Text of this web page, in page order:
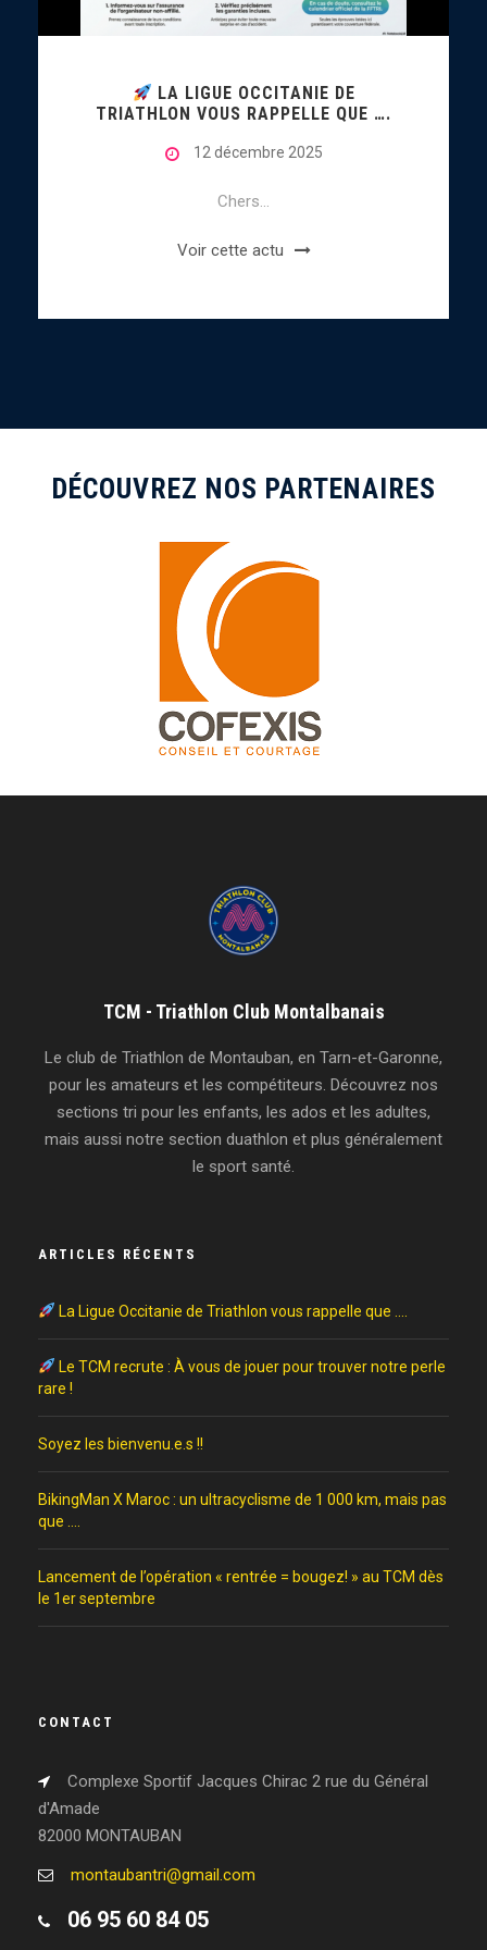
LA LIGUE OCCITANIE DE
TRIATHLON VOUS RAPPELLE QUE ….
12 décembre 2025
Chers...
Voir cette actu
DÉCOUVREZ NOS PARTENAIRES
TCM - Triathlon Club Montalbanais
Le club de Triathlon de Montauban, en Tarn-et-Garonne,
pour les amateurs et les compétiteurs. Découvrez nos
sections tri pour les enfants, les ados et les adultes,
mais aussi notre section duathlon et plus généralement
le sport santé.
ARTICLES RÉCENTS
La Ligue Occitanie de Triathlon vous rappelle que ….
Le TCM recrute : À vous de jouer pour trouver notre perle
rare !
Soyez les bienvenu.e.s !!
BikingMan X Maroc : un ultracyclisme de 1 000 km, mais pas
que ….
Lancement de l’opération « rentrée = bougez! » au TCM dès
le 1er septembre
CONTACT
Complexe Sportif Jacques Chirac 2 rue du Général
d'Amade
82000 MONTAUBAN
montaubantri@gmail.com
06 95 60 84 05